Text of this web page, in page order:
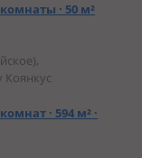
· 50 м²
· 594 м² ·